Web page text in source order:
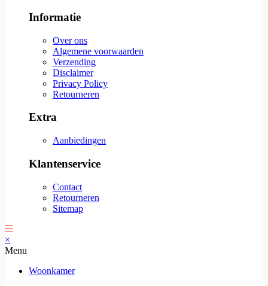
Informatie
Over ons
Algemene voorwaarden
Verzending
Disclaimer
Privacy Policy
Retourneren
Extra
Aanbiedingen
Klantenservice
Contact
Retourneren
Sitemap
×
Menu
Woonkamer